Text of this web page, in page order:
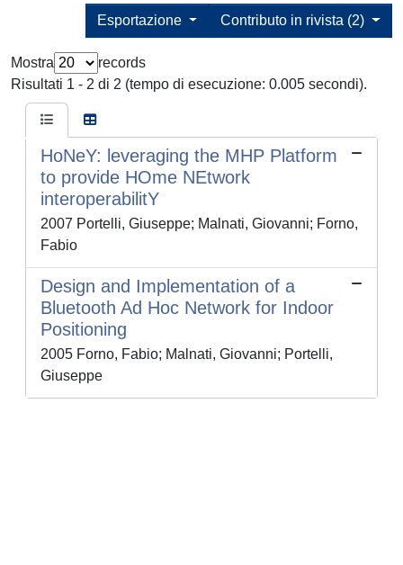
Contributo in rivista (2)
Esportazione
Mostra
records
Risultati 1 - 2 di 2 (tempo di esecuzione: 0.005 secondi).
HoNeY: leveraging the MHP Platform
to provide HOme NEtwork
interoperabilitY
2007 Portelli, Giuseppe; Malnati, Giovanni; Forno,
Fabio
Design and Implementation of a
Bluetooth Ad Hoc Network for Indoor
Positioning
2005 Forno, Fabio; Malnati, Giovanni; Portelli,
Giuseppe